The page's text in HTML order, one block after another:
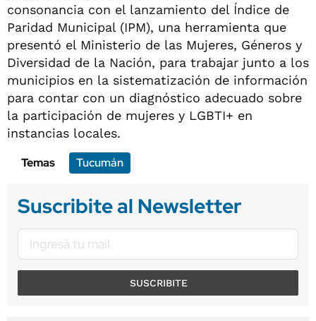
consonancia con el lanzamiento del Índice de
Paridad Municipal (IPM), una herramienta que
presentó el Ministerio de las Mujeres, Géneros y
Diversidad de la Nación, para trabajar junto a los
municipios en la sistematización de información
para contar con un diagnóstico adecuado sobre
la participación de mujeres y LGBTI+ en
instancias locales.
Temas
Tucumán
Suscribite al Newsletter
SUSCRIBITE